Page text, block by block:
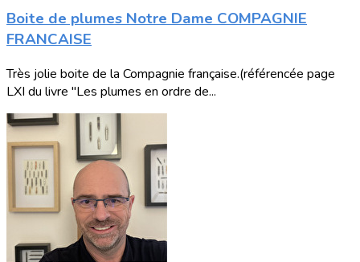
Boite de plumes Notre Dame COMPAGNIE
FRANCAISE
Très jolie boite de la Compagnie française.(référencée page
LXI du livre "Les plumes en ordre de...